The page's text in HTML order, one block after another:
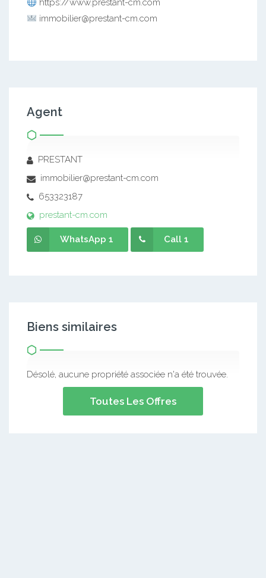
https://www.prestant-cm.com
immobilier@prestant-cm.com
Agent
PRESTANT
immobilier@prestant-cm.com
653323187
prestant-cm.com
WhatsApp 1 Call 1
Biens similaires
Désolé, aucune propriété associée n'a été trouvée.
Toutes Les Offres